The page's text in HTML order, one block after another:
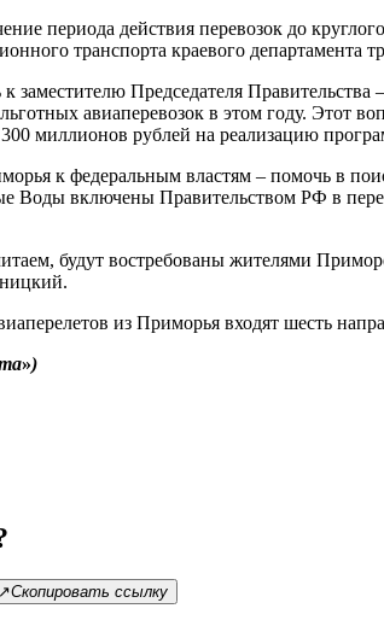
периода действия перевозок до
транспорта краевого департамента
заместителю Председателя
авиаперевозок в этом году. Этот
миллионов рублей на реализацию
к федеральным властям – помочь в
включены Правительством РФ в
будут востребованы жителями
из Приморья входят шесть
»)
↗Скопировать ссылку